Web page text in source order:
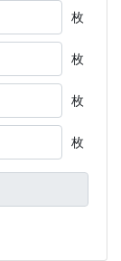
枚
枚
枚
枚